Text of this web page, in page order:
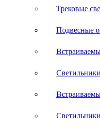
Трековые
Подвесные